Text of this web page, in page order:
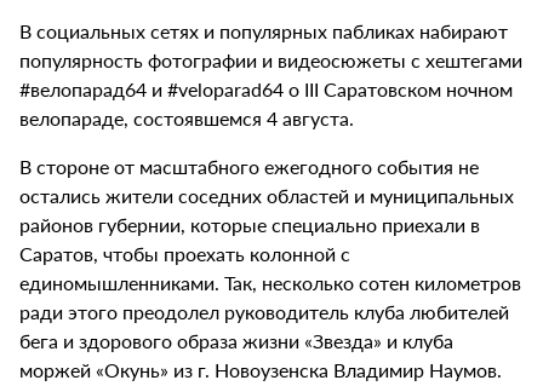
В социальных сетях и популярных пабликах набирают
популярность фотографии и видеосюжеты с хештегами
#велопарад64 и #veloparad64 о III Саратовском ночном
велопараде, состоявшемся 4 августа.
В стороне от масштабного ежегодного события не
остались жители соседних областей и муниципальных
районов губернии, которые специально приехали в
Саратов, чтобы проехать колонной с
единомышленниками. Так, несколько сотен километров
ради этого преодолел руководитель клуба любителей
бега и здорового образа жизни «Звезда» и клуба
моржей «Окунь» из г. Новоузенска Владимир Наумов.